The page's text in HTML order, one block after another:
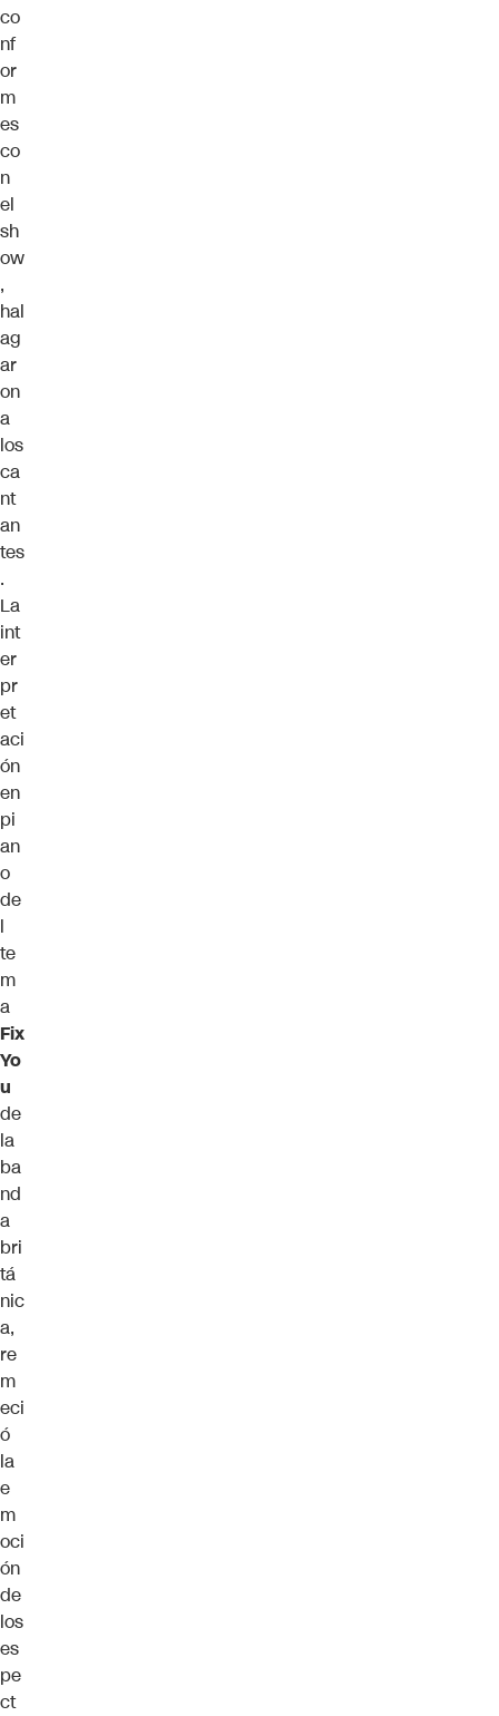
co
nf
or
m
es
co
n
el
sh
ow
,
hal
ag
ar
on
a
los
ca
nt
an
tes
.
La
int
er
pr
et
aci
ón
en
pi
an
o
de
l
te
m
a
Fix
Yo
u
de
la
ba
nd
a
bri
tá
nic
a,
re
m
eci
ó
la
e
m
oci
ón
de
los
es
pe
ct